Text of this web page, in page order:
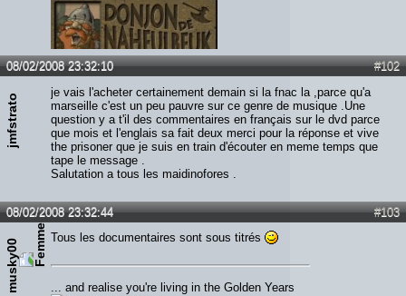
#102
08/02/2008 23:32:10
jmfstrato
je vais l'acheter certainement demain si la fnac la ,parce qu'a
marseille c'est un peu pauvre sur ce genre de musique .Une
question y a t'il des commentaires en français sur le dvd parce
que mois et l'englais sa fait deux merci pour la réponse et vive
the prisoner que je suis en train d'écouter en meme temps que
tape le message .
Salutation a tous les maidinofores .
#103
08/02/2008 23:32:44
musky00
Tous les documentaires sont sous titrés
... and realise you're living in the Golden Years